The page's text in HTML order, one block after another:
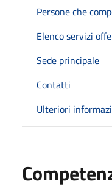
Persone che
Elenco servizi
Sede principale
Contatti
Ulteriori